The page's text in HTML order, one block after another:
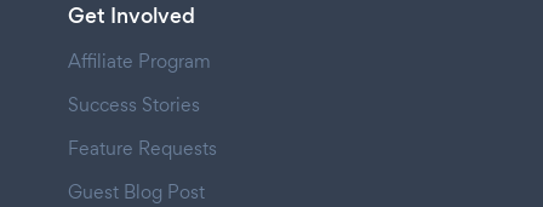
Get Involved
Affiliate Program
Success Stories
Feature Requests
Guest Blog Post